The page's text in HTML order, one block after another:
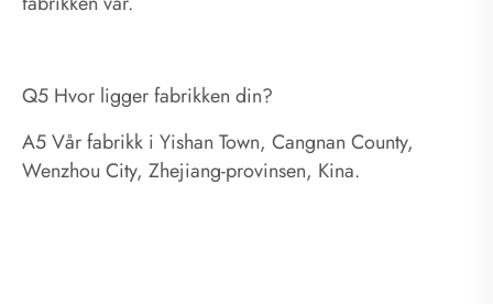
Q5 Hvor ligger fabrikken din?
A5 Vår fabrikk i Yishan Town, Cangnan County,
Wenzhou City, Zhejiang-provinsen, Kina.